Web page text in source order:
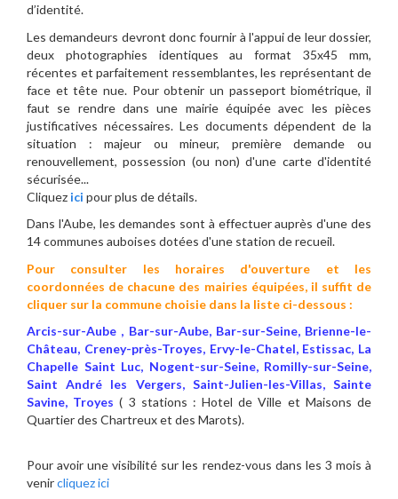
d’identité.
Les demandeurs devront donc fournir à l'appui de leur dossier,
deux photographies identiques au format 35x45 mm,
récentes et parfaitement ressemblantes, les représentant de
face et tête nue. Pour obtenir un passeport biométrique, il
faut se rendre dans une mairie équipée avec les pièces
justificatives nécessaires. Les documents dépendent de la
situation : majeur ou mineur, première demande ou
renouvellement, possession (ou non) d'une carte d'identité
sécurisée...
Cliquez ici pour plus de détails.
Dans l'Aube, les demandes sont à effectuer auprès d'une des
14 communes auboises dotées d'une station de recueil.
Pour consulter les horaires d'ouverture et les
coordonnées de chacune des mairies équipées, il suffit de
cliquer sur la commune choisie dans la liste ci-dessous :
Arcis-sur-Aube , Bar-sur-Aube, Bar-sur-Seine, Brienne-le-
Château, Creney-près-Troyes, Ervy-le-Chatel, Estissac, La
Chapelle Saint Luc, Nogent-sur-Seine, Romilly-sur-Seine,
Saint André les Vergers, Saint-Julien-les-Villas, Sainte
Savine, Troyes ( 3 stations : Hotel de Ville et Maisons de
Quartier des Chartreux et des Marots).
Pour avoir une visibilité sur les rendez-vous dans les 3 mois à
venircliquez ici